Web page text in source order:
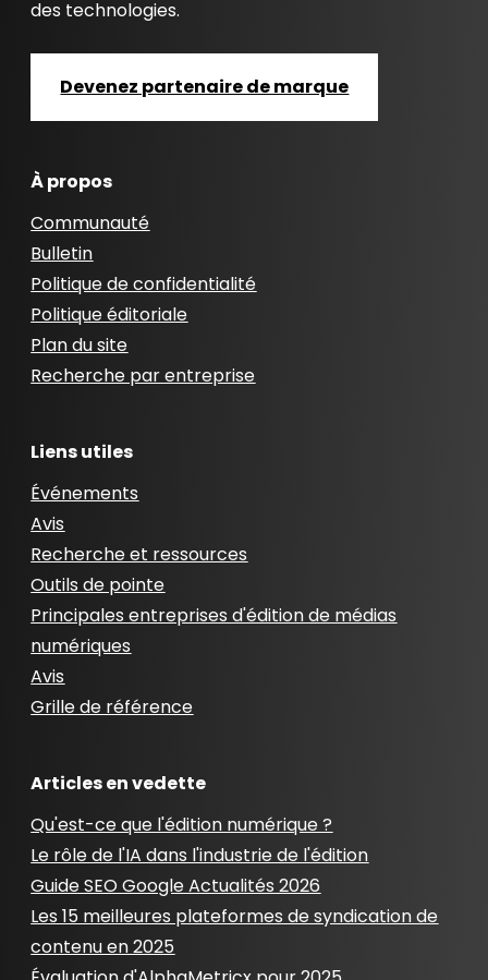
des technologies.
Devenez partenaire de marque
À propos
Communauté
Bulletin
Politique de confidentialité
Politique éditoriale
Plan du site
Recherche par entreprise
Liens utiles
Événements
Avis
Recherche et ressources
Outils de pointe
Principales entreprises d'édition de médias
numériques
Avis
Grille de référence
Articles en vedette
Qu'est-ce que l'édition numérique ?
Le rôle de l'IA dans l'industrie de l'édition
Guide SEO Google Actualités 2026
Les 15 meilleures plateformes de syndication de
contenu en 2025